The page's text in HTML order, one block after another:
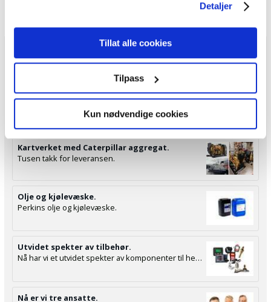
etter 14 måneder. Vi bruker informasjonskapsler for å gi
innhold og annonser et personlig preg, for å levere
sosiale mediefunksjoner og for å analysere trafikken vår.
Vi deler dessuten informasjon om hvordan du bruker
annonsering og analysearbeid, som kan kombinere den
med annen informasjon du har gjort tilgjengelig for dem,
eller som de har samlet inn gjennom din bruk av
tjenestene deres.
Detaljer
Tillat alle cookies
Tilpass
Kun nødvendige cookies
Siste nytt:
Vi er veldig takknemlige for denne utmerkelsen.
Kartverket med Caterpillar aggregat.
Tusen takk for leveransen.
Olje og kjølevæske.
Perkins olje og kjølevæske.
Utvidet spekter av tilbehør.
Nå har vi et utvidet spekter av komponenter til hele installasjonen.
Nå er vi tre ansatte.